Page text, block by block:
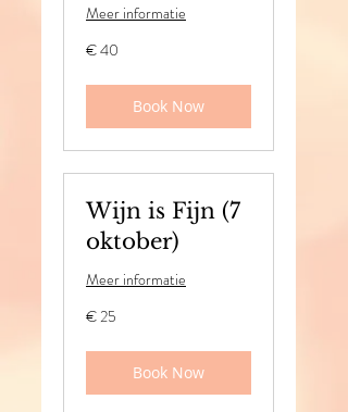
Meer informatie
40
euro
€ 40
Book Now
Wijn is Fijn (7
oktober)
Meer informatie
25
euro
€ 25
Book Now